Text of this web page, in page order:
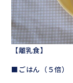
【離乳食】
■ごはん（５倍）